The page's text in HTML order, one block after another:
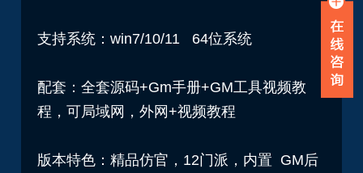
支持系统：win7/10/11 64位系统
配套：全套源码+Gm手册+GM工具视频教
程，可局域网，外网+视频教程
版本特色：精品仿官，12门派，内置 GM后